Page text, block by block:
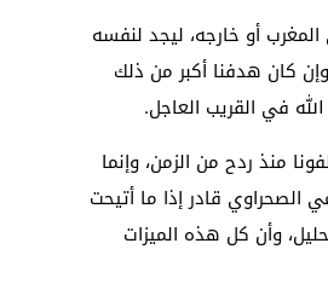
المغرب أو خارجه، ليجد لنفسه
كان هدفنا أكبر من ذلك
في القريب العاجل.
منذ ردح من الزمن، وإنما
قادر إذا ما أتيحت
وأن كل هذه الميزات